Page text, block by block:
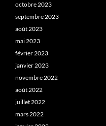
octobre 2023
septembre 2023
août 2023
mai 2023
février 2023
janvier 2023
novembre 2022
août 2022
juillet 2022
mars 2022